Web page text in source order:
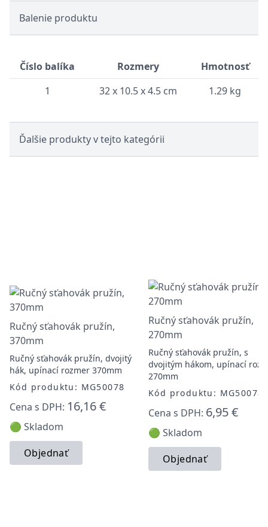
Balenie produktu
Číslo balíka Rozmery
Hmotnosť
1
32 x 10.5 x 4.5 cm 1.29 kg
Ďalšie produkty v tejto kategórii
Ručný sťahovák pružín,
370mm
Ručný sťahovák pružín, dvojitý
hák, upínací rozmer 370mm
Kód produktu: MG50078
Cena s DPH: 16,16 €
🟢 Skladom
Objednať
Ručný sťahovák pružín,
270mm
Ručný sťahovák pružín, s
dvojitým hákom, upínací
270mm
Kód produktu:
Cena s DPH: 6,95 €
🟢 Skladom
Objednať